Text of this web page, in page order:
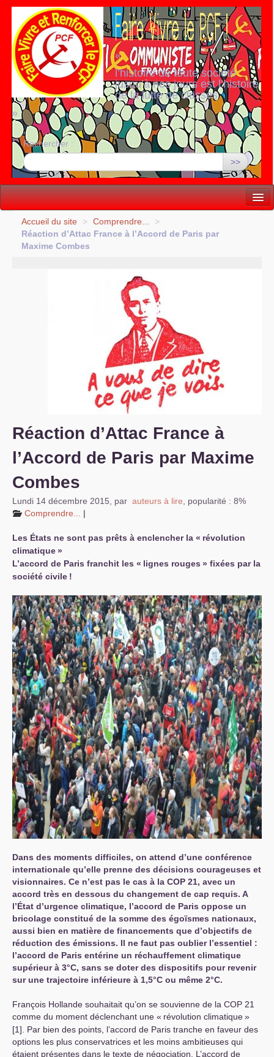
«
l’histoire de toute société
jusqu’à nos jours est l’histoire
de la lutte de classes
»
Rechercher :
>>
Vie politique
Lutter, Unir...
Accueil du site > Comprendre...
>
Réaction d’Attac France à l’Accord de Paris par
Maxime Combes
Réaction d’Attac France à
l’Accord de Paris par Maxime
Combes
Lundi 14 décembre 2015 par auteurs à lire
popularité : 8%
Comprendre...
|
Les États ne sont pas prêts à enclencher la « révolution
climatique»
L’accord de Paris franchit les « lignes rouges » fixées par la
société civile !
Dans des moments difficiles, on attend d’une conférence
internationale qu’elle prenne des décisions courageuses et
visionnaires. Ce n’est pas le cas à la COP 21, avec un
accord très en dessous du changement de cap requis. A
l’État d’urgence climatique, l’accord de Paris oppose un
bricolage constitué de la somme des égoïsmes nationaux,
aussi bien en matière de financements que d’objectifs de
réduction des émissions. Il ne faut pas oublier l’essentiel :
l’accord de Paris entérine un réchauffement climatique
supérieur à 3°C, sans se doter des dispositifs pour revenir
sur une trajectoire inférieure à 1,5°C ou même 2°C.
François Hollande souhaitait qu’on se souvienne de la COP 21
comme du moment déclenchant une « révolution climatique»
[1]. Par bien des points, l’accord de Paris tranche en faveur des
options les plus conservatrices et les moins ambitieuses qui
étaient présentes dans le texte de négociation. L’accord de